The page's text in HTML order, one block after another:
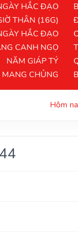
HẮC ĐẠO
THÂN (16G)
HẮC ĐẠO
CANH NGỌ
NĂM GIÁP TÝ
MANG CHỦNG
Hôm